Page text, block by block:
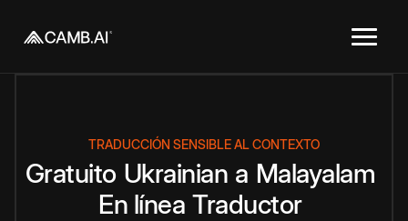
TRADUCCIÓN SENSIBLE AL CONTEXTO
Gratuito Ukrainian a Malayalam
En línea Traductor